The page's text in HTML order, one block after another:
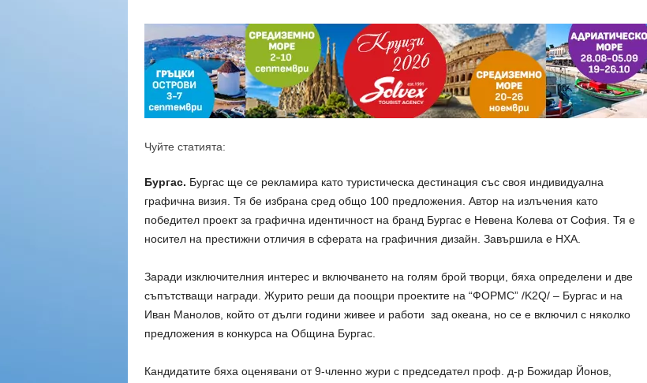
Чуйте статията:
Бургас. Бургас ще се рекламира като туристическа дестинация със своя индивидуална
графична визия. Тя бе избрана сред общо 100 предложения. Автор на излъчения като
победител проект за графична идентичност на бранд Бургас е Невена Колева от София. Тя е
носител на престижни отличия в сферата на графичния дизайн. Завършила е НХА.
Заради изключителния интерес и включването на голям брой творци, бяха определени и две
съпътстващи награди. Журито реши да поощри проектите на “ФОРМС” /K2Q/ – Бургас и на
Иван Манолов, който от дълги години живее и работи зад океана, но се е включил с няколко
предложения в конкурса на Община Бургас.
Кандидатите бяха оценявани от 9-членно жури с председател проф. д-р Божидар Йонов,